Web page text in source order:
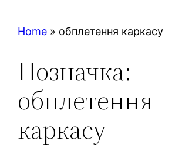
Home » обплетення каркасу
Позначка:
обплетення
каркасу